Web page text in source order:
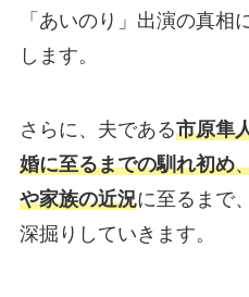
「あいのり」出演の真相
します。
さらに、夫である市原隼
婚に至るまでの馴れ初め
や家族の近況に至るまで
深掘りしていきます。